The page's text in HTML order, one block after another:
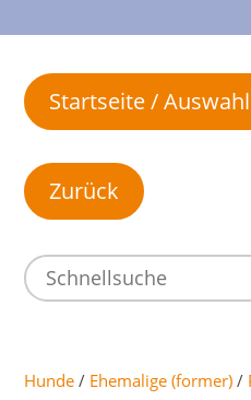
Startseite /
Hunde / Ehemalige (former) /